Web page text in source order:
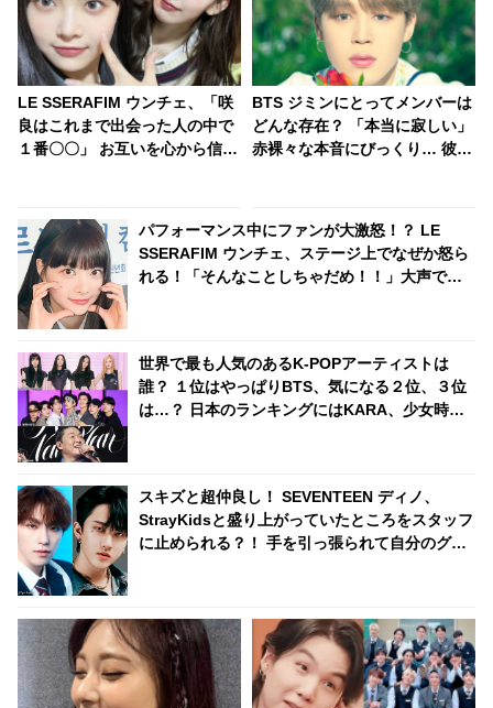
LE SSERAFIM ウンチェ、「咲
良はこれまで出会った人の中で
１番〇〇」 お互いを心から信頼
BTS ジミンにとってメンバーは
どんな存在？ 「本当に寂しい」
赤裸々な本音にびっくり… 彼が
パフォーマンス中にファンが大激怒！？ LE
SSERAFIM ウンチェ、ステージ上でなぜか怒ら
れる！「そんなことしちゃだめ！！」大声で叫
世界で最も人気のあるK-POPアーティストは
誰？ １位はやっぱりBTS、気になる２位、３位
は…？ 日本のランキングにはKARA、少女時代
スキズと超仲良し！ SEVENTEEN ディノ、
StrayKidsと盛り上がっていたところをスタッフ
に止められる？！ 手を引っ張られて自分のグル